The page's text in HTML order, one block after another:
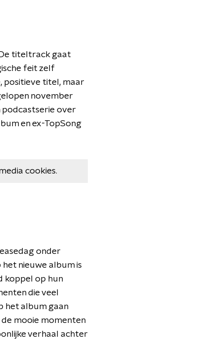
De titeltrack gaat
feit zelf
positieve titel, maar
november
podcastserie over
en ex-TopSong
cookies.
onder
nieuwe album is
koppel op hun
die veel
het album gaan
mooie momenten
verhaal achter